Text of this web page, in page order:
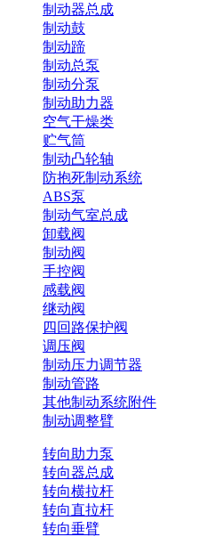
制动器总成
制动鼓
制动蹄
制动总泵
制动分泵
制动助力器
空气干燥类
贮气筒
制动凸轮轴
防抱死制动系统
ABS泵
制动气室总成
卸载阀
制动阀
手控阀
感载阀
继动阀
四回路保护阀
调压阀
制动压力调节器
制动管路
其他制动系统附件
制动调整臂
转向助力泵
转向器总成
转向横拉杆
转向直拉杆
转向垂臂